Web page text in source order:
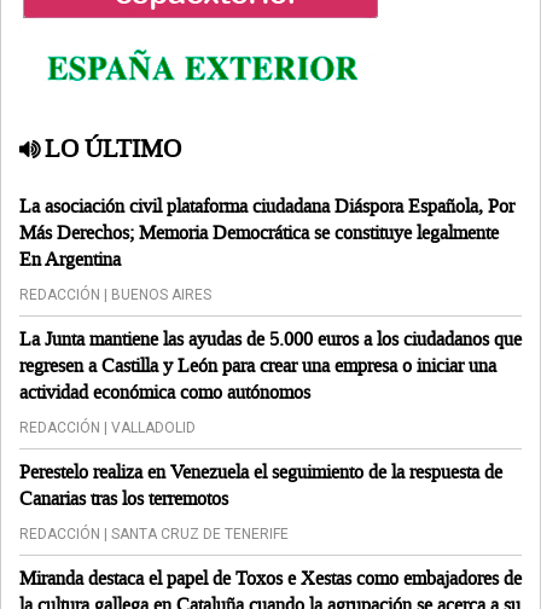
LO ÚLTIMO
La asociación civil plataforma ciudadana Diáspora Española, Por
Más Derechos; Memoria Democrática se constituye legalmente
En Argentina
REDACCIÓN | BUENOS AIRES
La Junta mantiene las ayudas de 5.000 euros a los ciudadanos que
regresen a Castilla y León para crear una empresa o iniciar una
actividad económica como autónomos
REDACCIÓN | VALLADOLID
Perestelo realiza en Venezuela el seguimiento de la respuesta de
Canarias tras los terremotos
REDACCIÓN | SANTA CRUZ DE TENERIFE
Miranda destaca el papel de Toxos e Xestas como embajadores de